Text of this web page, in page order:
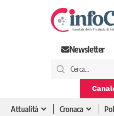
Newsletter
Attualità Cronaca